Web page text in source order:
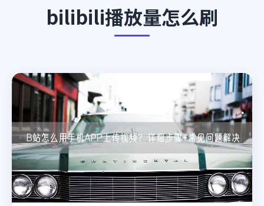
bilibili播放量怎么刷